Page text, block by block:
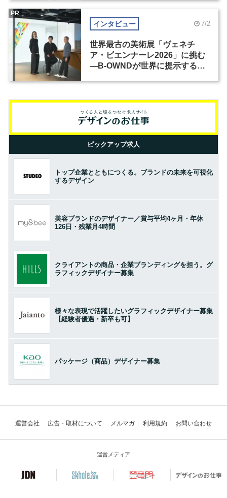
インタビュー 7/2
世界最古の美術展「ヴェネチ
ア・ビエンナーレ2026」に挑む
―B-OWNDが世界に提示する美
PR
ピックアップ求人
トップ企業とともにつくる。ブランドの未来を可視化
するデザイン
美容ブランドのデザイナー／賞与平均4ヶ月・年休
126日・残業月4時間
クライアントの商品・企業ブランディングを担う。グ
ラフィックデザイナー募集
様々な表現で活躍したいグラフィックデザイナー募集
【経験者優遇・新卒も可】
パッケージ（商品）デザイナー募集
運営会社 広告・取材について メルマガ 利用規約 お問い合わせ
運営メディア